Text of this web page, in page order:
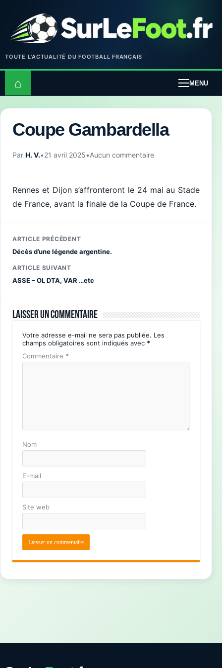
TOUTE L’ACTUALITÉ DU FOOTBALL FRANÇAIS
⌂ MENU
Coupe Gambardella
Par H. V.•21 avril 2025•Aucun commentaire
Rennes et Dijon s’affronteront le 24 mai au Stade
de France, avant la finale de la Coupe de France.
ARTICLE PRÉCÉDENT
Décès d’une légende argentine.
ARTICLE SUIVANT
ASSE – OL DTA, VAR …etc
Laisser un commentaire
Votre adresse e-mail ne sera pas publiée. Les
champs obligatoires sont indiqués avec *
Commentaire *
Nom
E-mail
Site web